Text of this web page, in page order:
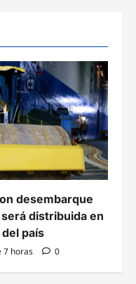
desembarque
distribuida en
país
7 horas 0